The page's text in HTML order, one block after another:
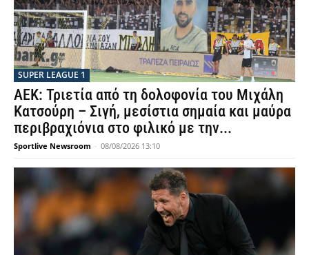
SUPER LEAGUE 1
ΑΕΚ: Τριετία από τη δολοφονία του Μιχάλη
Κατσούρη – Σιγή, μεσίστια σημαία και μαύρα
περιβραχιόνια στο φιλικό με την...
Sportlive Newsroom - 08/08/2026 13:10